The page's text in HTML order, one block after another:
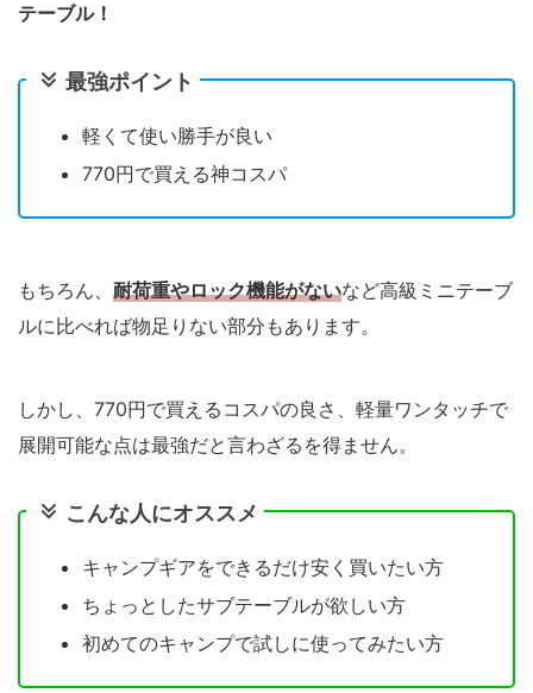
テーブル！
最強ポイント
軽くて使い勝手が良い
770円で買える神コスパ
もちろん、 耐荷重やロック機能がないなど高級ミニテーブ
ルに比べれば物足りない部分もあります。
しかし、770円で買えるコスパの良さ、軽量ワンタッチで
展開可能な点は最強だと言わざるを得ません。
こんな人にオススメ
キャンプギアをできるだけ安く買いたい方
ちょっとしたサブテーブルが欲しい方
初めてのキャンプで試しに使ってみたい方